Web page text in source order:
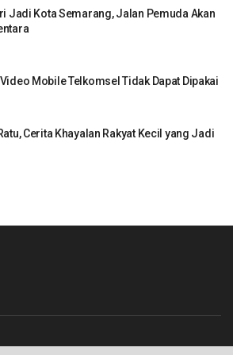
Jadi Kota Semarang, Jalan Pemuda Akan
Mobile Telkomsel Tidak Dapat Dipakai
Cerita Khayalan Rakyat Kecil yang Jadi